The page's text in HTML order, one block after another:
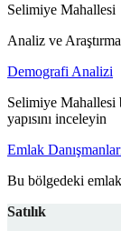
Selimiye Mahallesi
Analiz ve
Demografi Analizi
Selimiye Mahallesi
yapısını inceleyin
Emlak
Bu bölgedeki emlak
Satılık